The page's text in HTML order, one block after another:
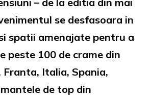
se desfasoara in
spatii amenajate pentru a
peste 100 de crame din
Franta, Italia, Spania,
de top din